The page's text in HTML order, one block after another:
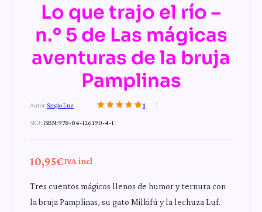
Lo que trajo el río –
n.º 5 de Las mágicas
aventuras de la bruja
Pamplinas
Autor:Sergio Luz
5.00 de 5 en
1
SKU: ISBN:978-84-126190-4-1
10,95€IVA incl
Tres cuentos mágicos llenos de humor y ternura con
la bruja Pamplinas, su gato Milkifú y la lechuza Luf.